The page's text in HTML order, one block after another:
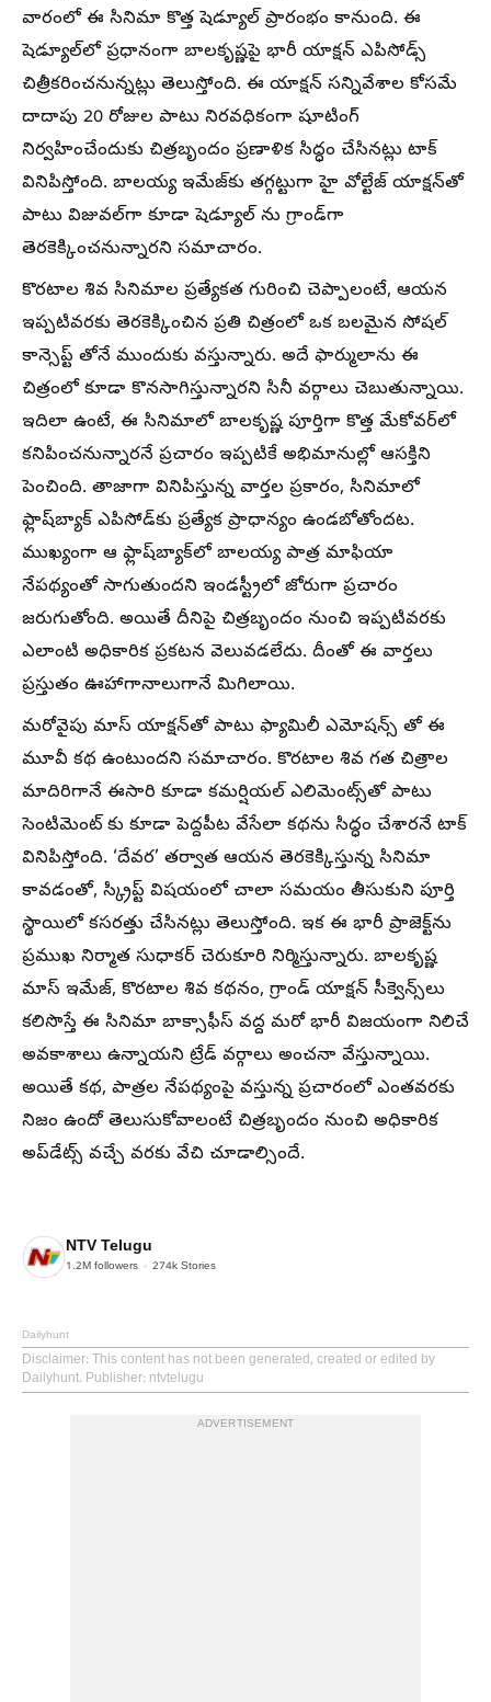
వారంలో ఈ సినిమా కొత్త షెడ్యూల్ ప్రారంభం కానుంది. ఈ
షెడ్యూల్‌లో ప్రధానంగా బాలకృష్ణపై భారీ యాక్షన్ ఎపిసోడ్స్
చిత్రీకరించనున్నట్లు తెలుస్తోంది. ఈ యాక్షన్ సన్నివేశాల కోసమే
దాదాపు 20 రోజుల పాటు నిరవధికంగా షూటింగ్
నిర్వహించేందుకు చిత్రబృందం ప్రణాళిక సిద్ధం చేసినట్లు టాక్
వినిపిస్తోంది. బాలయ్య ఇమేజ్‌కు తగ్గట్టుగా హై వోల్టేజ్ యాక్షన్‌తో
పాటు విజువల్‌గా కూడా షెడ్యూల్‌ ను గ్రాండ్‌గా
తెరకెక్కించనున్నారని సమాచారం.
కొరటాల శివ సినిమాల ప్రత్యేకత గురించి చెప్పాలంటే, ఆయన
ఇప్పటివరకు తెరకెక్కించిన ప్రతి చిత్రంలో ఒక బలమైన సోషల్
కాన్సెప్ట్ తోనే ముందుకు వస్తున్నారు. అదే ఫార్ములాను ఈ
చిత్రంలో కూడా కొనసాగిస్తున్నారని సినీ వర్గాలు చెబుతున్నాయి.
ఇదిలా ఉంటే, ఈ సినిమాలో బాలకృష్ణ పూర్తిగా కొత్త మేకోవర్‌లో
కనిపించనున్నారనే ప్రచారం ఇప్పటికే అభిమానుల్లో ఆసక్తిని
పెంచింది. తాజాగా వినిపిస్తున్న వార్తల ప్రకారం, సినిమాలో
ఫ్లాష్‌బ్యాక్ ఎపిసోడ్‌కు ప్రత్యేక ప్రాధాన్యం ఉండబోతోందట.
ముఖ్యంగా ఆ ఫ్లాష్‌బ్యాక్‌లో బాలయ్య పాత్ర మాఫియా
నేపథ్యంతో సాగుతుందని ఇండస్ట్రీలో జోరుగా ప్రచారం
జరుగుతోంది. అయితే దీనిపై చిత్రబృందం నుంచి ఇప్పటివరకు
ఎలాంటి అధికారిక ప్రకటన వెలువడలేదు. దీంతో ఈ వార్తలు
ప్రస్తుతం ఊహాగానాలుగానే మిగిలాయి.
మరోవైపు మాస్ యాక్షన్‌తో పాటు ఫ్యామిలీ ఎమోషన్స్ తో ఈ
మూవీ కథ ఉంటుందని సమాచారం. కొరటాల శివ గత చిత్రాల
మాదిరిగానే ఈసారి కూడా కమర్షియల్ ఎలిమెంట్స్‌తో పాటు
సెంటిమెంట్ కు కూడా పెద్దపీట వేసేలా కథను సిద్ధం చేశారనే టాక్
వినిపిస్తోంది. ‘దేవర’ తర్వాత ఆయన తెరకెక్కిస్తున్న సినిమా
కావడంతో, స్క్రిప్ట్ విషయంలో చాలా సమయం తీసుకుని పూర్తి
స్థాయిలో కసరత్తు చేసినట్లు తెలుస్తోంది. ఇక ఈ భారీ ప్రాజెక్ట్‌ను
ప్రముఖ నిర్మాత సుధాకర్ చెరుకూరి నిర్మిస్తున్నారు. బాలకృష్ణ
మాస్ ఇమేజ్, కొరటాల శివ కథనం, గ్రాండ్ యాక్షన్ సీక్వెన్స్‌లు
కలిసొస్తే ఈ సినిమా బాక్సాఫీస్ వద్ద మరో భారీ విజయంగా నిలిచే
అవకాశాలు ఉన్నాయని ట్రేడ్ వర్గాలు అంచనా వేస్తున్నాయి.
అయితే కథ, పాత్రల నేపథ్యంపై వస్తున్న ప్రచారంలో ఎంతవరకు
నిజం ఉందో తెలుసుకోవాలంటే చిత్రబృందం నుంచి అధికారిక
అప్‌డేట్స్ వచ్చే వరకు వేచి చూడాల్సిందే.
NTV Telugu
1.2M followers 274k Stories
Dailyhunt
Disclaimer: This content has not been generated, created or edited by
Dailyhunt. Publisher: ntvtelugu
ADVERTISEMENT